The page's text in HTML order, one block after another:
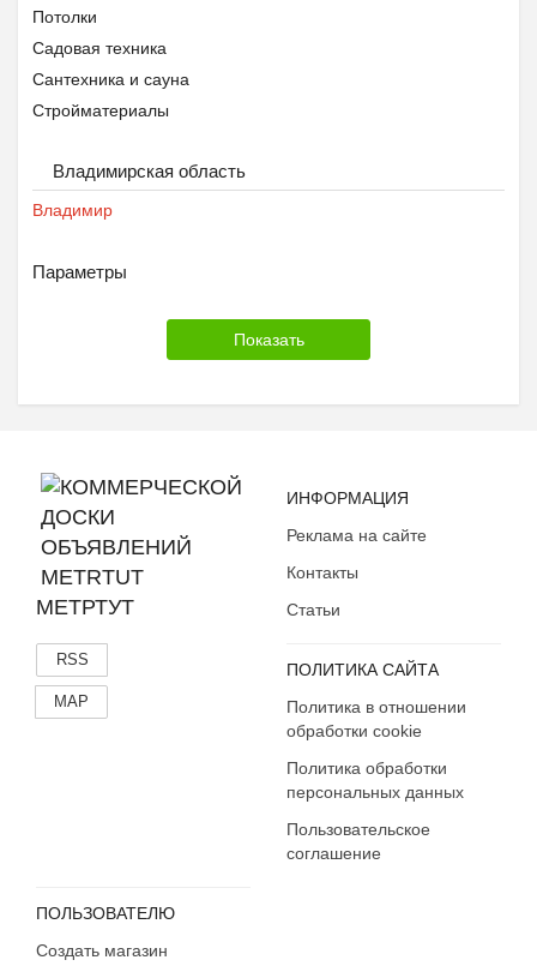
Потолки
Садовая техника
Сантехника и сауна
Стройматериалы
Владимирская область
Владимир
Параметры
МЕТРТУТ
RSS
MAP
ИНФОРМАЦИЯ
Реклама на сайте
Контакты
Статьи
ПОЛИТИКА САЙТА
Политика в отношении
обработки cookie
Политика обработки
персональных данных
Пользовательское
соглашение
ПОЛЬЗОВАТЕЛЮ
Создать магазин